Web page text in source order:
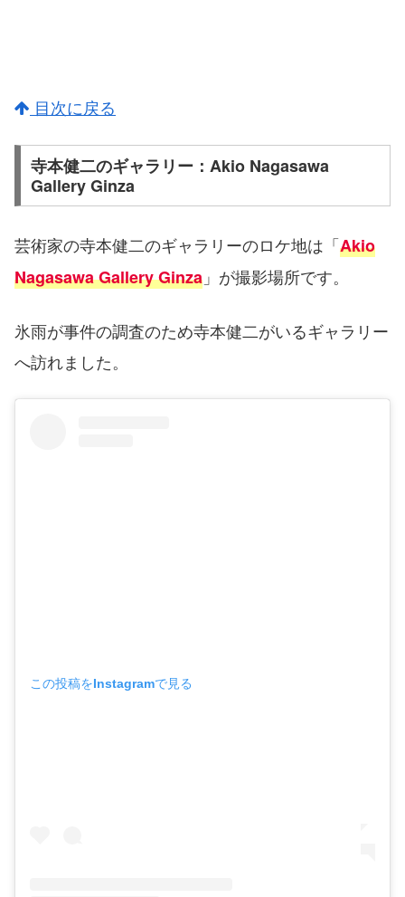
目次に戻る
寺本健二のギャラリー：Akio Nagasawa
Gallery Ginza
芸術家の寺本健二のギャラリーのロケ地は「Akio
Nagasawa Gallery Ginza 」が撮影場所です。
氷雨が事件の調査のため寺本健二がいるギャラリー
へ訪れました。
この投稿をInstagramで見る